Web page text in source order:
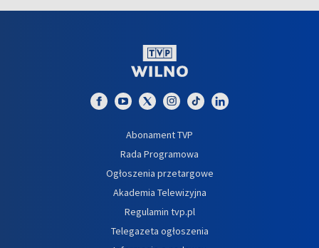
Abonament TVP
Rada Programowa
Ogłoszenia przetargowe
Akademia Telewizyjna
Regulamin tvp.pl
Telegazeta ogłoszenia